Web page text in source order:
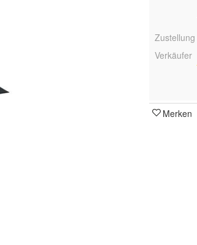
Zustellung
Verkäufer
Merken